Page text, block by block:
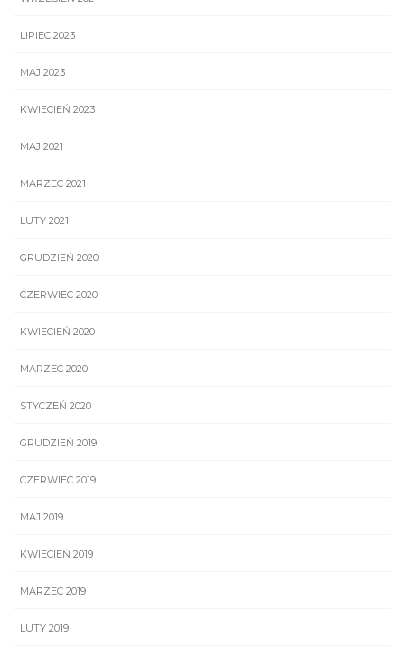
LIPIEC 2023
MAJ 2023
KWIECIEŃ 2023
MAJ 2021
MARZEC 2021
LUTY 2021
GRUDZIEŃ 2020
CZERWIEC 2020
KWIECIEŃ 2020
MARZEC 2020
STYCZEŃ 2020
GRUDZIEŃ 2019
CZERWIEC 2019
MAJ 2019
KWIECIEŃ 2019
MARZEC 2019
LUTY 2019